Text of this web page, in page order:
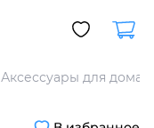
Аксессуары для дома